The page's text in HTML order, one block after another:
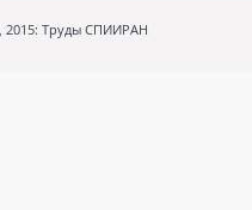
2015: Труды СПИИРАН